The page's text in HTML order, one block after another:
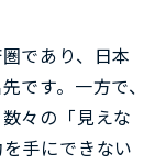
であり、日本
です。一方で、
々の「見えな
手にできない